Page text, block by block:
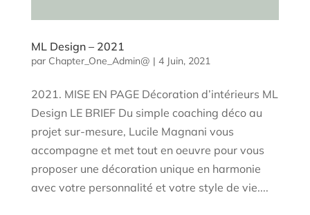
ML Design – 2021
par Chapter_One_Admin@ | 4 Juin, 2021
2021. MISE EN PAGE Décoration d’intérieurs ML
Design LE BRIEF Du simple coaching déco au
projet sur-mesure, Lucile Magnani vous
accompagne et met tout en oeuvre pour vous
proposer une décoration unique en harmonie
avec votre personnalité et votre style de vie....